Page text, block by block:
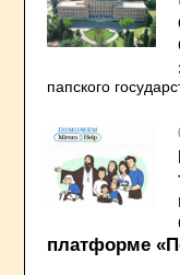
папского
платформе